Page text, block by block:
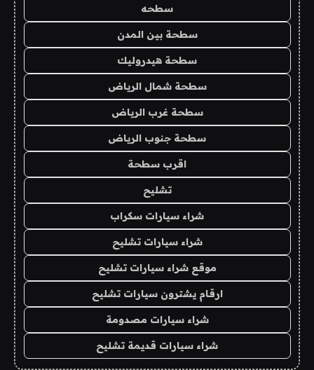
سطحه
سطحة بين المدن
سطحة هيدروليك
سطحة شمال الرياض
سطحة غرب الرياض
سطحة جنوب الرياض
اقرب سطحة
تشليح
شراء سيارات سكراب
شراء سيارات تشليح
موقع شراء سيارات تشليح
ارقام يشترون سيارات تشليح
شراء سيارات مصدومة
شراء سيارات قديمة تشليح